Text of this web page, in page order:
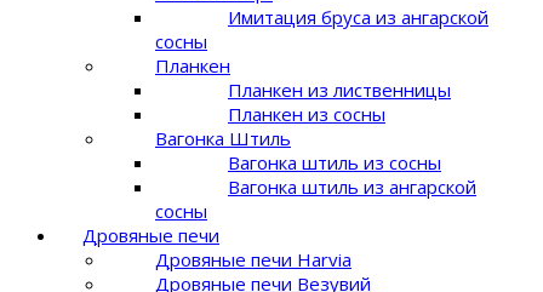
Имитация бруса из ангарской
сосны
Планкен
Планкен из лиственницы
Планкен из сосны
Вагонка Штиль
Вагонка штиль из сосны
Вагонка штиль из ангарской
сосны
Дровяные печи
Дровяные печи Harvia
Дровяные печи Везувий